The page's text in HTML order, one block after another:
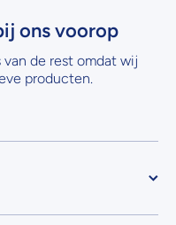
ons voorop
de rest omdat wij
producten.